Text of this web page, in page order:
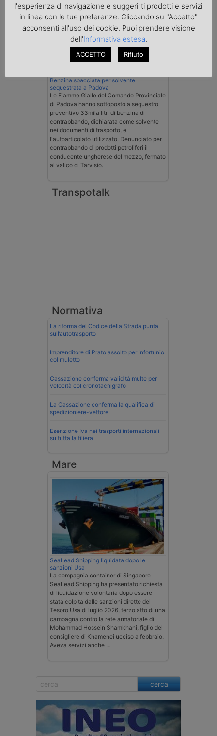
Benzina spacciata per solvente
sequestrata a Padova
Le Fiamme Gialle del Comando Provinciale
di Padova hanno sottoposto a sequestro
preventivo 33mila litri di benzina di
contrabbando, dichiarata come solvente
nei documenti di trasporto, e
l'autoarticolato utilizzato. Denunciato per
contrabbando di prodotti petroliferi il
conducente ungherese del mezzo, fermato
al valico di Tarvisio.
Transpotalk
Normativa
La riforma del Codice della Strada punta
sull’autotrasporto
Imprenditore di Prato assolto per infortunio
col muletto
Cassazione conferma validità multe per
velocità col cronotachigrafo
La Cassazione conferma la qualifica di
spedizioniere-vettore
Esenzione Iva nei trasporti internazionali
su tutta la filiera
Mare
SeaLead Shipping liquidata dopo le
sanzioni Usa
La compagnia container di Singapore
SeaLead Shipping ha presentato richiesta
di liquidazione volontaria dopo essere
stata colpita dalle sanzioni dirette del
Tesoro Usa di luglio 2026, terzo atto di una
campagna contro la rete armatoriale di
Mohammad Hossein Shamkhani, figlio del
consigliere di Khamenei ucciso a febbraio.
Aveva servizi anche …
cerca
l'esperienza di navigazione e suggerirti prodotti e servizi
in linea con le tue preferenze. Cliccando su "Accetto"
acconsenti all'uso dei cookie. Puoi prendere visione
dell'Informativa estesa.
ACCETTO Rifiuto